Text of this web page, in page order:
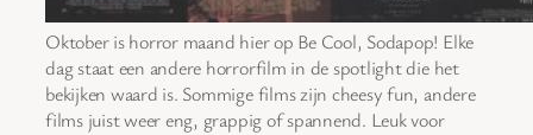
Oktober is horror maand hier op Be Cool, Sodapop! Elke
dag staat een andere horrorfilm in de spotlight die het
bekijken waard is. Sommige films zijn cheesy fun, andere
films juist weer eng, grappig of spannend. Leuk voor